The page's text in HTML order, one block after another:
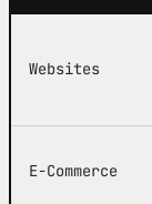
Websites
E-Commerce